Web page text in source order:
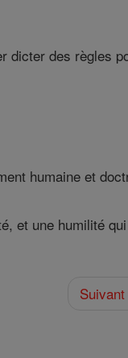
dicter des règles
humaine et
et une humilité